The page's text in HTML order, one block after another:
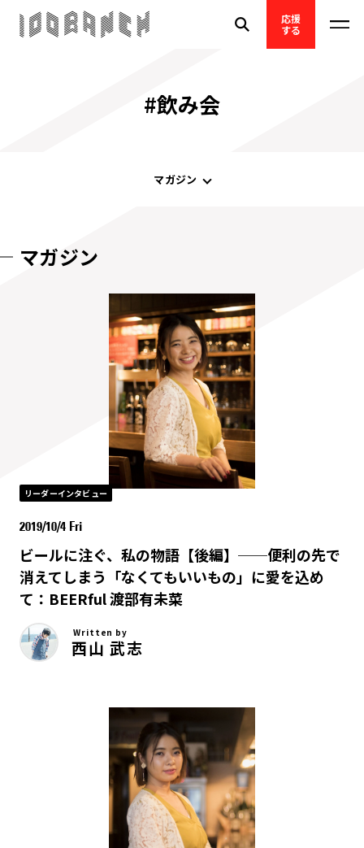
応援
する
#飲み会
マガジン
マガジン
リーダーインタビュー
2019/10/4 Fri
ビールに注ぐ、私の物語【後編】──便利の先で
消えてしまう「なくてもいいもの」に愛を込め
て：BEERful 渡部有未菜
Written by
西山 武志